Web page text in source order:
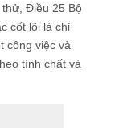
thử, Điều 25 Bộ
cốt lõi là chỉ
công việc và
tính chất và